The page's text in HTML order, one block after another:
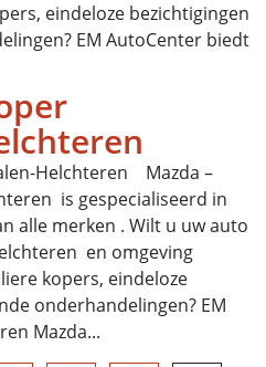
eindeloze bezichtigingen
EM AutoCenter biedt
Helchteren Mazda –
is gespecialiseerd in
alle merken . Wilt u uw auto
en omgeving
kopers, eindeloze
onderhandelingen? EM
Mazda...